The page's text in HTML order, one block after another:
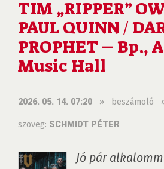
TIM „RIPPER”
PAUL QUINN /
PROPHET – Bp.,
Music Hall
2026. 05. 14. 07:20 » beszámoló
szöveg: SCHMIDT PÉTER
Jó pár